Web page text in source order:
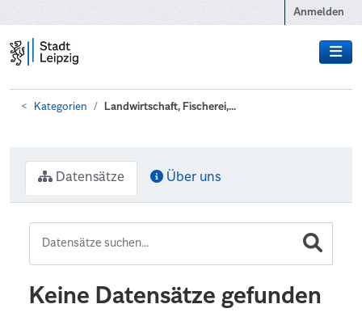
Anmelden
Kategorien Landwirtschaft, Fischerei,...
Datensätze Über uns
Keine Datensätze gefunden